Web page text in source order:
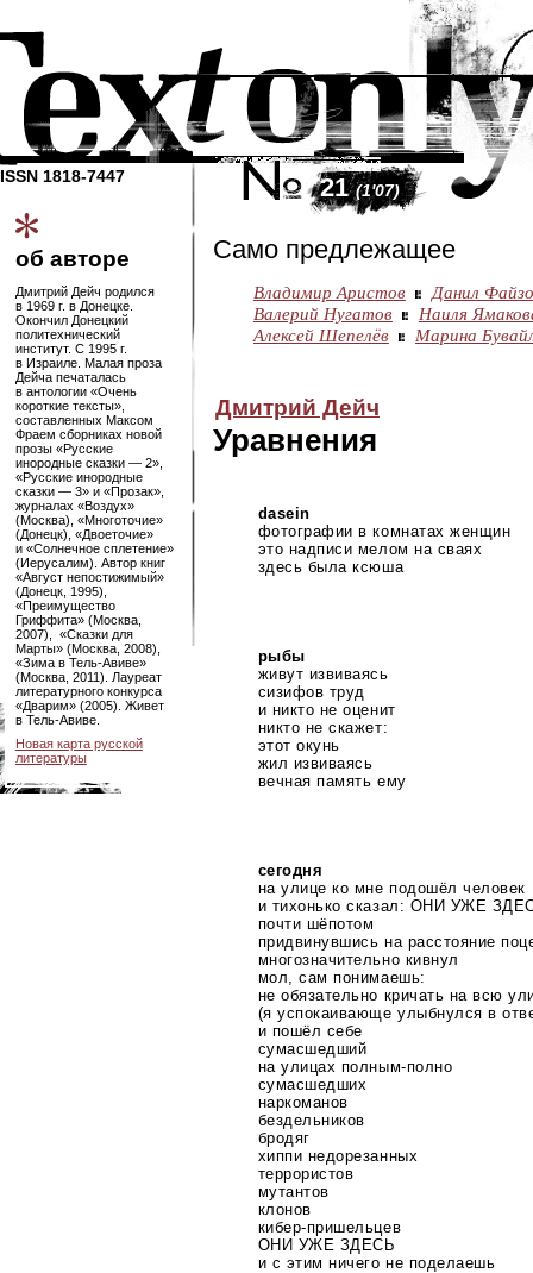
ISSN 1818-7447
об авторе
Дмитрий Дейч родился
в 1969 г. в Донецке.
Окончил Донецкий
политехнический
институт. С 1995 г.
в Израиле. Малая проза
Дейча печаталась
в антологии «Очень
короткие тексты»,
составленных Максом
Фраем сборниках новой
прозы «Русские
инородные сказки — 2»,
«Русские инородные
сказки — 3» и «Прозак»,
журналах «Воздух»
(Москва), «Многоточие»
(Донецк), «Двоеточие»
и «Солнечное сплетение»
(Иерусалим). Автор книг
«Август непостижимый»
(Донецк, 1995),
«Преимущество
Гриффита» (Москва,
2007), «Сказки для
Марты» (Москва, 2008),
«Зима в Тель-Авиве»
(Москва, 2011). Лауреат
литературного конкурса
«Дварим» (2005). Живет
в Тель-Авиве.
Новая карта русской
литературы
21(1'07)
Само предлежащее
Владимир Аристов
Данил
Валерий Нугатов
Наиля
Алексей Шепелёв
Марина
Дмитрий Дейч
Уравнения
dasein
фотографии в комнатах женщин
это надписи мелом на сваях
здесь была ксюша
рыбы
живут извиваясь
сизифов труд
и никто не оценит
никто не скажет:
этот окунь
жил извиваясь
вечная память ему
сегодня
на улице ко мне подошёл человек
и тихонько сказал: ОНИ УЖЕ
почти шёпотом
придвинувшись на расстояние
многозначительно кивнул
мол, сам понимаешь:
не обязательно кричать на всю
(я успокаивающе улыбнулся в
и пошёл себе
сумасшедший
на улицах полным-полно
сумасшедших
наркоманов
бездельников
бродяг
хиппи недорезанных
террористов
мутантов
клонов
кибер-пришельцев
ОНИ УЖЕ ЗДЕСЬ
и с этим ничего не поделаешь